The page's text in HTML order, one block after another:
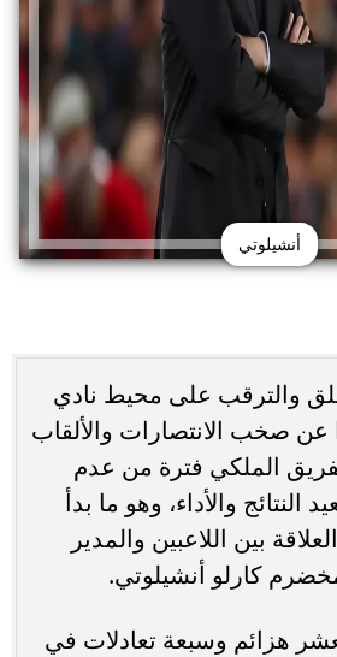
أنشيلوتي
والترقب على محيط نادي
عن صخب الانتصارات والألقاب
الملكي فترة من عدم
النتائج والأداء، وهو ما بدأ
بين اللاعبين والمدير
كارلو أنشيلوتي.
هزائم وسبعة تعادلات في